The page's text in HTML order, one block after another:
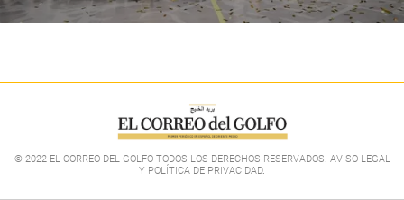
© 2022 EL CORREO DEL GOLFO TODOS LOS DERECHOS RESERVADOS. AVISO LEGAL
Y POLÍTICA DE PRIVACIDAD.